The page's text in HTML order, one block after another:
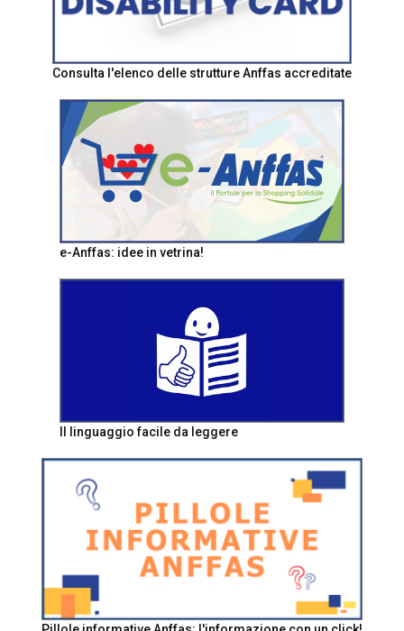
Consulta l'elenco delle strutture Anffas accreditate
e-Anffas: idee in vetrina!
Il linguaggio facile da leggere